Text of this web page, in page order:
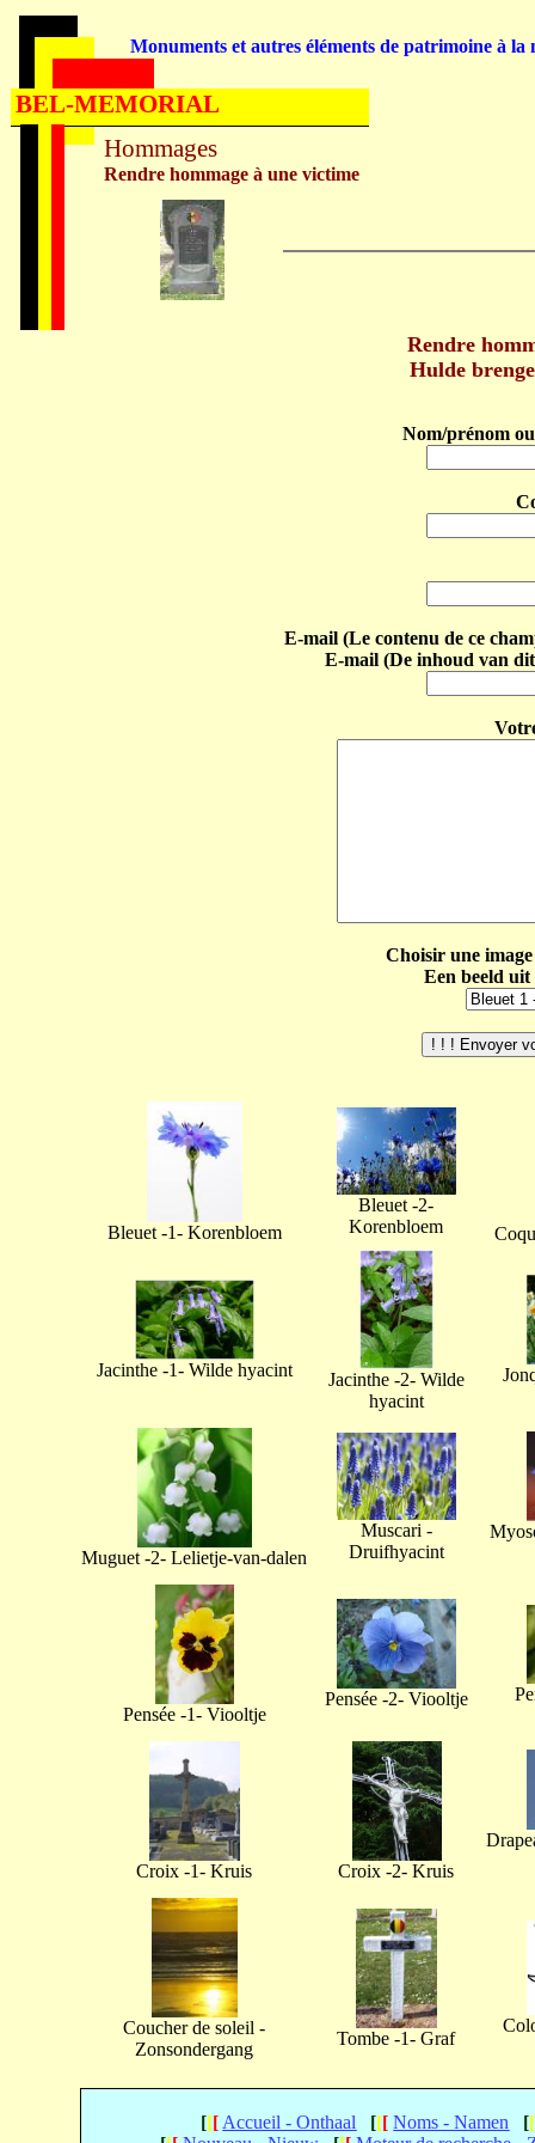
Rendre
Hulde
Nom/prénom
E-mail (Le contenu de ce
E-mail (De inhoud van
Choisir une
Een beeld
Bleuet -1- Korenbloem
Bleuet -2-
Korenbloem
Jacinthe -1- Wilde hyacint
Jacinthe -2- Wilde
hyacint
Muguet -2- Lelietje-van-dalen
Muscari -
Druifhyacint
Pensée -1- Viooltje
Pensée -2- Viooltje
Croix -1- Kruis Croix -2- Kruis
Coucher de soleil -
Zonsondergang
Tombe -1- Graf
[[[ Accueil - Onthaal [[[ Noms - Namen [[
Hommages
Rendre hommage à une victime
Monuments et autres éléments de patrimoine à la
BEL-MEMORIAL